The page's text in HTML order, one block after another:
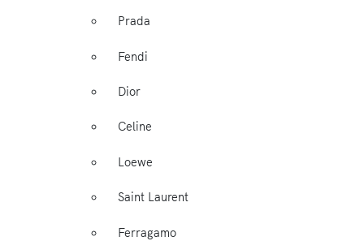
Prada
Fendi
Dior
Celine
Loewe
Saint Laurent
Ferragamo